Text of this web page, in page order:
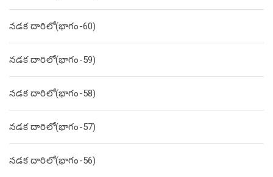
నడక దారిలో(భాగం-60)
నడక దారిలో(భాగం-59)
నడక దారిలో(భాగం-58)
నడక దారిలో(భాగం-57)
నడక దారిలో(భాగం-56)